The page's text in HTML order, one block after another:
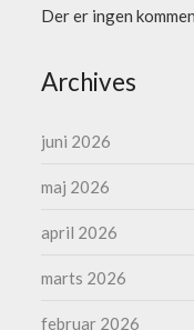
Der er ingen
Archives
juni 2026
maj 2026
april 2026
marts 2026
februar 2026